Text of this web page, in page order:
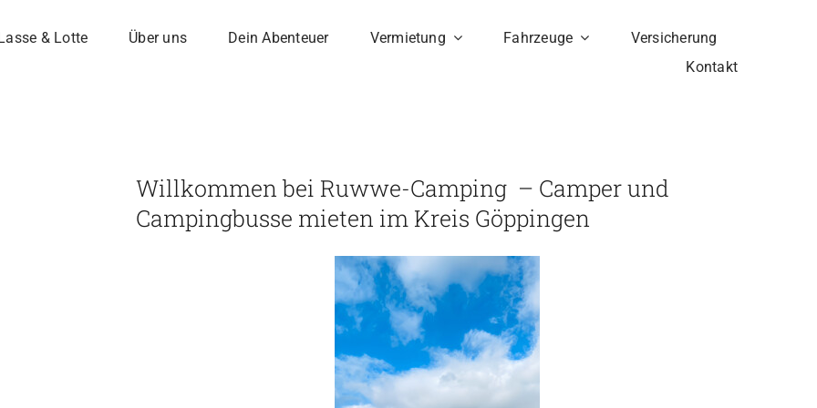
& Lotte Über uns Dein Abenteuer Vermietung Fahrzeuge
Versicherung
Kontakt
Willkommen bei Ruwwe-Camping – Camper und
Campingbusse mieten im Kreis Göppingen